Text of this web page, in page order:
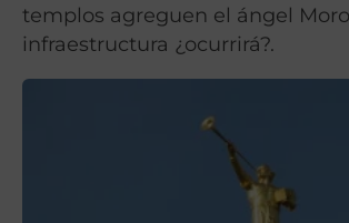
templos agreguen el ángel
infraestructura ¿ocurrirá?.